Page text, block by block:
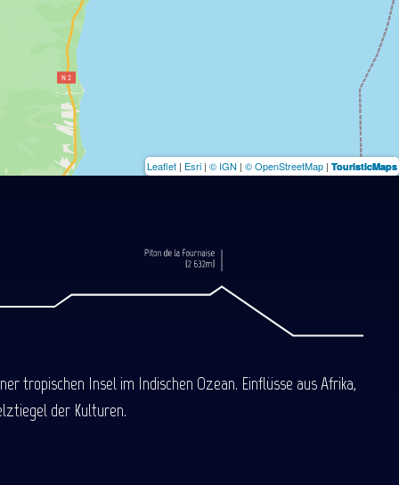
Leaflet | Esri | © IGN | © OpenStreetMap | TouristicMaps
tropischen Insel im Indischen Ozean. Einflüsse aus Afrika,
der Kulturen.